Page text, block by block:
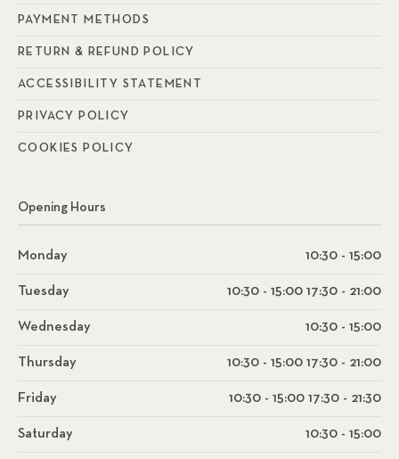
PAYMENT METHODS
RETURN & REFUND POLICY
ACCESSIBILITY STATEMENT
PRIVACY POLICY
COOKIES POLICY
Opening Hours
Monday 10:30 - 15:00
Tuesday 10:30 - 15:00 17:30 - 21:00
Wednesday 10:30 - 15:00
Thursday 10:30 - 15:00 17:30 - 21:00
Friday 10:30 - 15:00 17:30 - 21:30
Saturday 10:30 - 15:00